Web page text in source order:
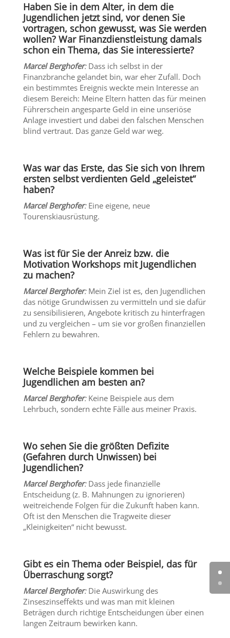
Haben Sie in dem Alter, in dem die
Jugendlichen jetzt sind, vor denen Sie
vortragen, schon gewusst, was Sie werden
wollen? War Finanzdienstleistung damals
schon ein Thema, das Sie interessierte?
Marcel Berghofer:Dass ich selbst in der
Finanzbranche gelandet bin, war eher Zufall. Doch
ein bestimmtes Ereignis weckte mein Interesse an
diesem Bereich: Meine Eltern hatten das für meinen
Führerschein angesparte Geld in eine unseriöse
Anlage investiert und dabei den falschen Menschen
blind vertraut. Das ganze Geld war weg.
Was war das Erste, das Sie sich von Ihrem
ersten selbst verdienten Geld „geleistet“
haben?
Marcel Berghofer:Eine eigene, neue
Tourenskiausrüstung.
Was ist für Sie der Anreiz bzw. die
Motivation Workshops mit Jugendlichen
zu machen?
Marcel Berghofer: Mein Ziel ist es, den Jugendlichen
das nötige Grundwissen zu vermitteln und sie dafür
zu sensibilisieren, Angebote kritisch zu hinterfragen
und zu vergleichen – um sie vor großen finanziellen
Fehlern zu bewahren.
Welche Beispiele kommen bei
Jugendlichen am besten an?
Marcel Berghofer: Keine Beispiele aus dem
Lehrbuch, sondern echte Fälle aus meiner Praxis.
Wo sehen Sie die größten Defizite
(Gefahren durch Unwissen) bei
Jugendlichen?
Marcel Berghofer: Dass jede finanzielle
Entscheidung (z. B. Mahnungen zu ignorieren)
weitreichende Folgen für die Zukunft haben kann.
Oft ist den Menschen die Tragweite dieser
„Kleinigkeiten“ nicht bewusst.
Gibt es ein Thema oder Beispiel, das für
Überraschung sorgt?
Marcel Berghofer:Die Auswirkung des
Zinseszinseffekts und was man mit kleinen
Beträgen durch richtige Entscheidungen über einen
langen Zeitraum bewirken kann.